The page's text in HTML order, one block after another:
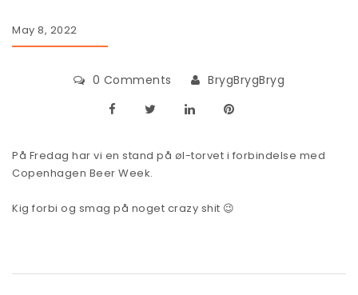
May 8, 2022
0 Comments BrygBrygBryg
På Fredag har vi en stand på øl-torvet i forbindelse med
Copenhagen Beer Week.
Kig forbi og smag på noget crazy shit 😉